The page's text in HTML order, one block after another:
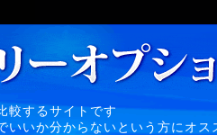
較するサイトです
いいか分からないという方にオス